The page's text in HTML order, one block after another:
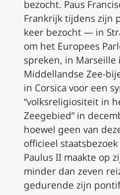
bezocht. Paus
Frankrijk tijdens zijn
keer bezocht — in
om het Europees
spreken, in Marseille
Middellandse Zee-
in Corsica voor een
“volksreligiositeit in
Zeegebied” in
hoewel geen van
officieel staatsbezoek
Paulus II maakte op
minder dan zeven
gedurende zijn